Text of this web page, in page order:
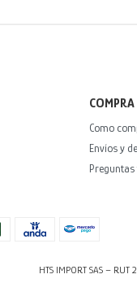
COMPRA
Como
Envíos y
HTS IMPORT SAS – RUT